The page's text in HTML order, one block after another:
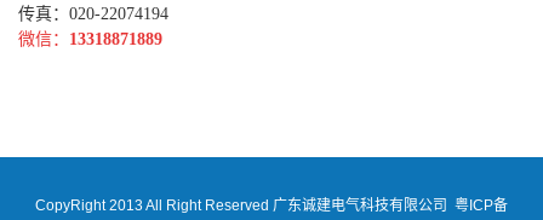
传真：020-22074194
微信： 13318871889
CopyRight 2013 All Right Reserved 广东诚建电气科技有限公司 粤ICP备